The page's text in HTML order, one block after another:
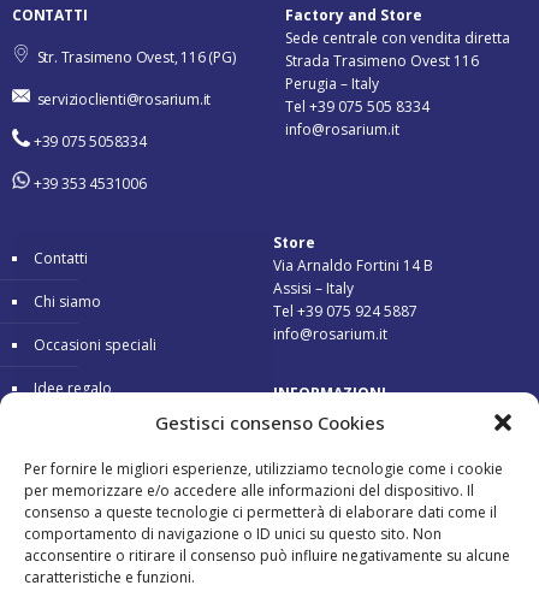
Gestisci consenso Cookies
Per fornire le migliori esperienze, utilizziamo tecnologie come i cookie
per memorizzare e/o accedere alle informazioni del dispositivo. Il
consenso a queste tecnologie ci permetterà di elaborare dati come il
comportamento di navigazione o ID unici su questo sito. Non
acconsentire o ritirare il consenso può influire negativamente su alcune
caratteristiche e funzioni.
CONTATTI
Str. Trasimeno Ovest, 116 (PG)
servizioclienti@rosarium.it
+39 075 5058334
+39 353 4531006
Factory and Store
Sede centrale con vendita diretta
Strada Trasimeno Ovest 116
Perugia – Italy
Tel +39 075 505 8334
info@rosarium.it
Contatti
Chi siamo
Occasioni speciali
Idee regalo
Condizioni di vendita
Garanzia
Store
Via Arnaldo Fortini 14 B
Assisi – Italy
Tel +39 075 924 5887
info@rosarium.it
INFORMAZIONI
Consegna 24/48 ore
Pagamenti sicuri
Reso gratuito